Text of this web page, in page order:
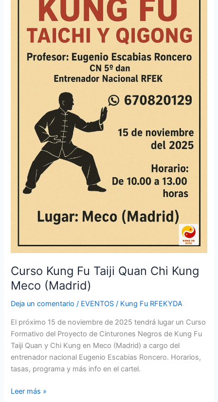
Curso Kung Fu Taiji Quan Chi Kung
Meco (Madrid)
Deja un comentario / EVENTOS / Kung Fu RFEKYDA
El próximo 15 de noviembre de 2025 tendrá lugar un Curso
Formativo del Proyecto de Cinturones Negros de Kung Fu
Taiji Quan y Chi Kung en Meco (Madrid) a cargo del
entrenador nacional Eugenio Escabias Roncero. Horarios,
tasas, programa y más info en el cartel.
(Madrid)
Leer más »